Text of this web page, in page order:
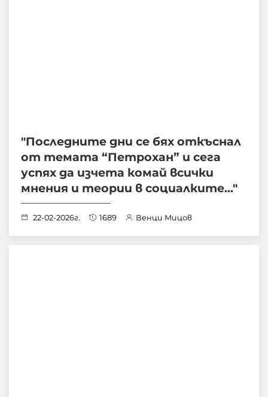
"Последните дни се бях откъснал
от темата “Петрохан” и сега
успях да изчета комай всички
мнения и теории в социалките..."
22-02-2026г. 1689 Венци Мицов